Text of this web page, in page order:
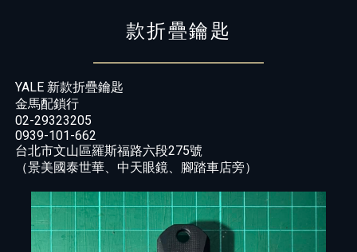
款折疊鑰匙
YALE 新款折疊鑰匙
金馬配鎖行
02-29323205
0939-101-662
台北市文山區羅斯福路六段275號
（景美國泰世華、中天眼鏡、腳踏車店旁）